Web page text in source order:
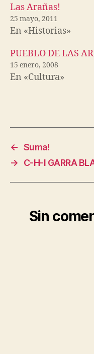
Las Arañas!
25 mayo, 2011
En «Historias»
PUEBLO DE LAS
15 enero, 2008
En «Cultura»
← Suma!
→
C-H-I GARRA
Sin